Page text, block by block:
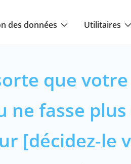
des données Utilitaires
que
ne fasse
[décidez-le